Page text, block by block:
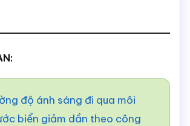
độ ánh sáng đi qua môi
biển giảm dần theo công